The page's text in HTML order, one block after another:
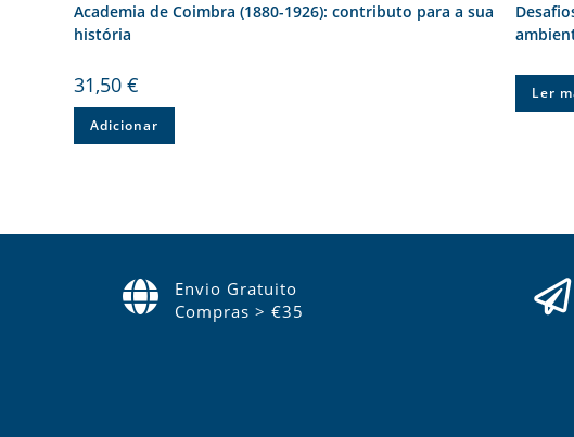
Academia de Coimbra (1880-1926): contributo para a sua
história
31,50€
Adicionar
Ler
Envio Gratuito
Compras > €35